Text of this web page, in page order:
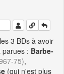
3 BDs à avoir
parues : Barbe-
75),
(qui n'est plus